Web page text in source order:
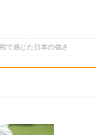
で感じた日本の強さ